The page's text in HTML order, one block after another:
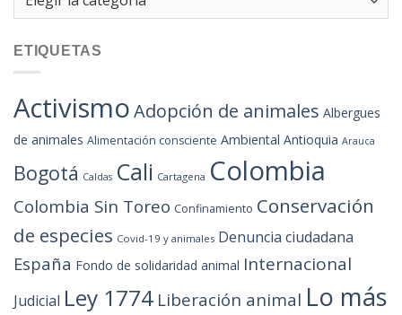
ETIQUETAS
ActivismoAdopción de animales Albergues
de animales Alimentación consciente Ambiental Antioquia Arauca
Bogotá Caldas Cali Cartagena Colombia
Colombia Sin Toreo Confinamiento Conservación
de especies Covid-19 y animales Denuncia ciudadana
España Fondo de solidaridad animal Internacional
Judicial Ley 1774 Liberación animal Lo más